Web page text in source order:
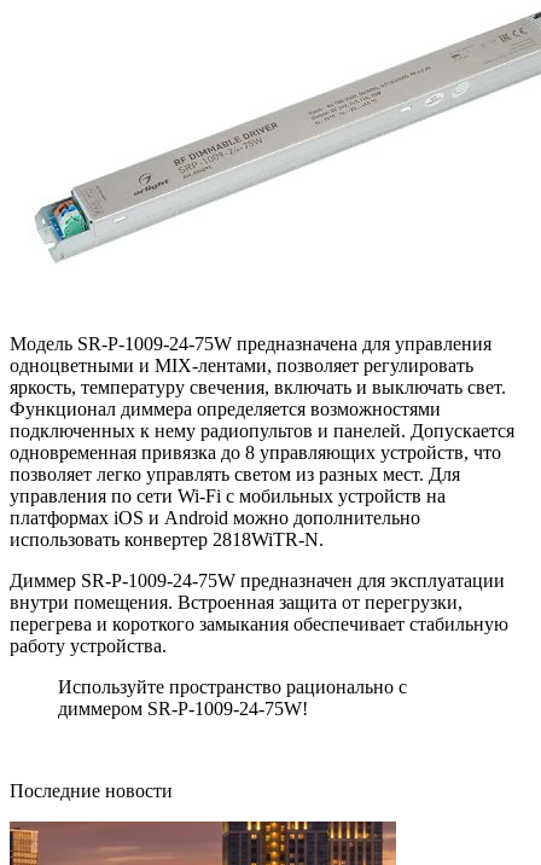
Модель SR-P-1009-24-75W предназначена для управления
одноцветными и MIX-лентами, позволяет регулировать
яркость, температуру свечения, включать и выключать свет.
Функционал диммера определяется возможностями
подключенных к нему радиопультов и панелей. Допускается
одновременная привязка до 8 управляющих устройств, что
позволяет легко управлять светом из разных мест. Для
управления по сети Wi-Fi с мобильных устройств на
платформах iOS и Android можно дополнительно
использовать конвертер 2818WiTR-N.
Диммер SR-P-1009-24-75W предназначен для эксплуатации
внутри помещения. Встроенная защита от перегрузки,
перегрева и короткого замыкания обеспечивает стабильную
работу устройства.
Используйте пространство рационально с
диммером SR-P-1009-24-75W!
Последние новости